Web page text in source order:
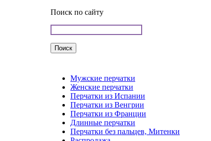
Поиск по сайту
Мужские перчатки
Женские перчатки
Перчатки из Испании
Перчатки из Венгрии
Перчатки из Франции
Длинные перчатки
Перчатки без пальцев, Митенки